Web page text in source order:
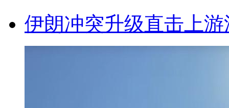
伊朗冲突升级直击上